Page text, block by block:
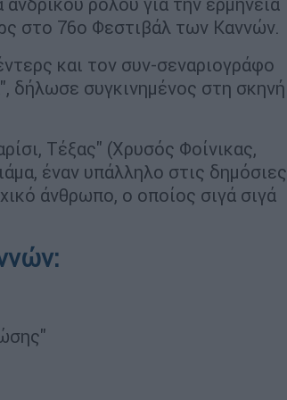
στο 76ο Φεστιβάλ των Καννών.
και τον συν-σεναριογράφο
δήλωσε συγκινημένος στη σκηνή
Τέξας" (Χρυσός Φοίνικας,
έναν υπάλληλο στις δημόσιες
άνθρωπο, ο οποίος σιγά σιγά